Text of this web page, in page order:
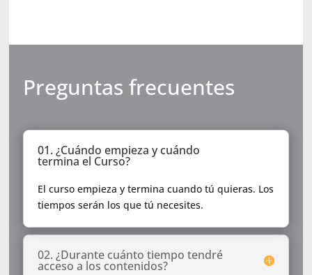
Preguntas frecuentes
01. ¿Cuándo empieza y cuándo
termina el Curso?
El curso empieza y termina cuando tú quieras. Los
tiempos serán los que tú necesites.
02. ¿Durante cuánto tiempo tendré
acceso a los contenidos?